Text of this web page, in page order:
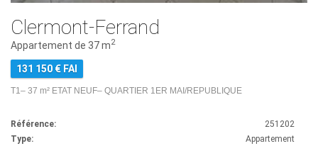
Clermont-Ferrand
Appartement de 37 m2
131 150 € FAI
T1– 37 m² ETAT NEUF– QUARTIER 1ER MAI/REPUBLIQUE
Référence:
251202
Type:
Appartement